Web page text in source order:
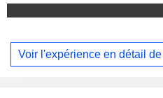
Voir l'expérience en détail